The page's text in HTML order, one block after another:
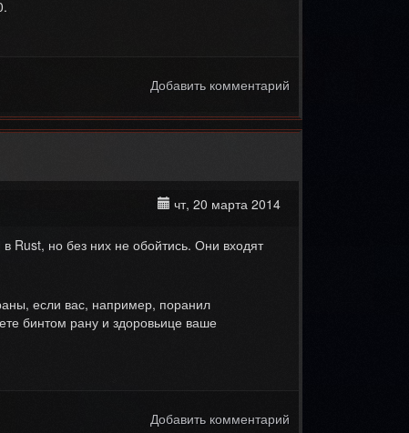
Добавить комментарий
чт, 20 марта 2014
но без них не обойтись. Они входят
если вас, например, поранил
бинтом рану и здоровьице ваше
Добавить комментарий